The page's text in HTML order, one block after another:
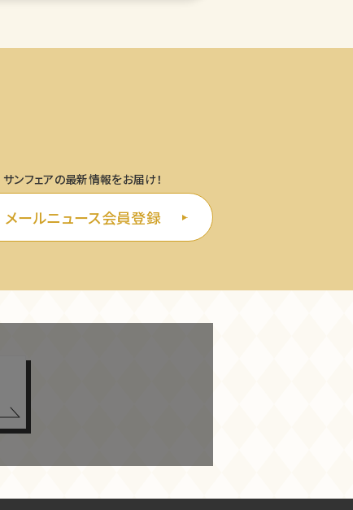
サンフェアの最新情報をお届け！
メールニュース会員登録